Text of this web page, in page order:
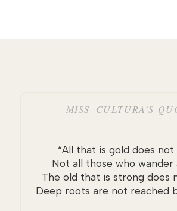
MISS_CULTURA’S
“All that is gold does
Not all those who wander
The old that is strong does
Deep roots are not reached